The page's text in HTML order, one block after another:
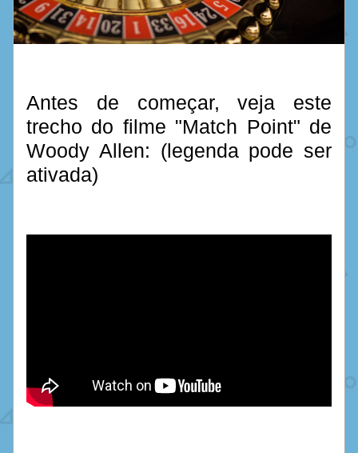
Antes de começar, veja este
trecho do filme "Match Point" de
Woody Allen: (legenda pode ser
ativada)